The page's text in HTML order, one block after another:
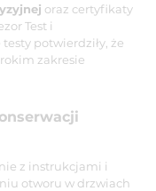
oraz certyfikaty
Test i
potwierdziły, że
zakresie
z instrukcjami i
otworu w drzwiach